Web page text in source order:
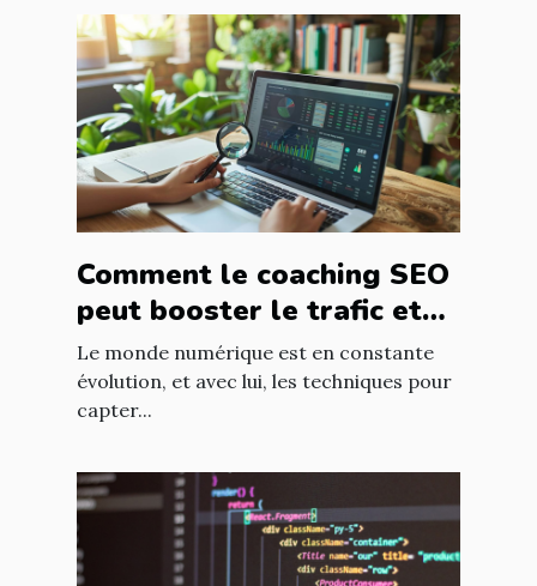
Comment le coaching SEO
peut booster le trafic et
les revenus de votre site
Le monde numérique est en constante
évolution, et avec lui, les techniques pour
capter...